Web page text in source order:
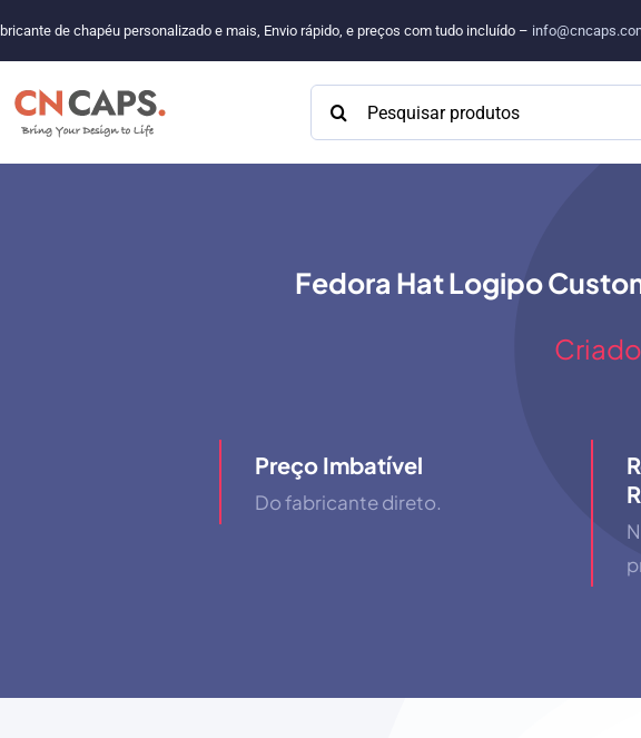
conteúdo
de chapéu personalizado e mais, Envio rápido, e preços com tudo incluído –
Procurar:
Fedora Hat Logipo
Preço Imbatível
Do fabricante direto.